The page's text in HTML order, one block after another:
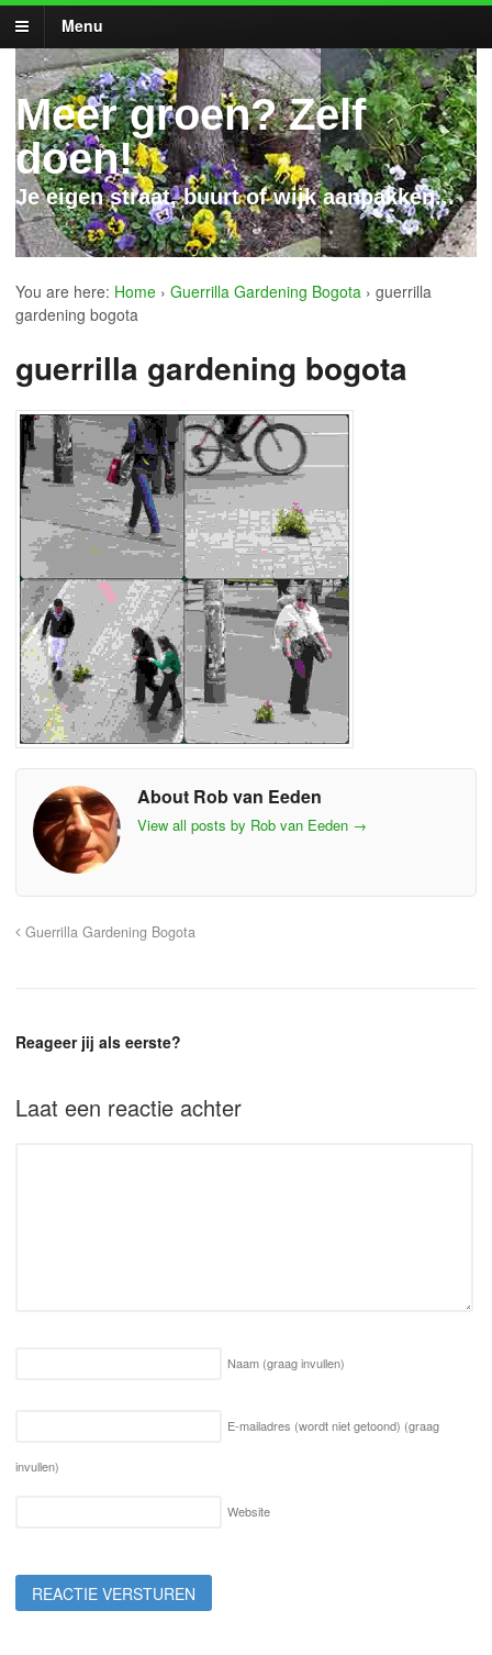
Menu
Meer groen? Zelf
doen!
Je eigen straat, buurt of wijk aanpakken...
You are here: Home › Guerrilla Gardening Bogota › guerrilla
gardening bogota
guerrilla gardening bogota
About Rob van Eeden
View all posts by Rob van Eeden →
Guerrilla Gardening Bogota
Reageer jij als eerste?
Laat een reactie achter
Naam (graag invullen)
E-mailadres (wordt niet getoond) (graag
invullen)
Website